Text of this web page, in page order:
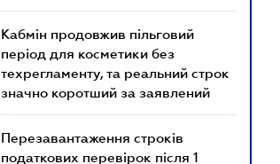
Кабмін продовжив пільговий
період для косметики без
техрегламенту, та реальний строк
значно коротший за заявлений
Перезавантаження строків
податкових перевірок після 1